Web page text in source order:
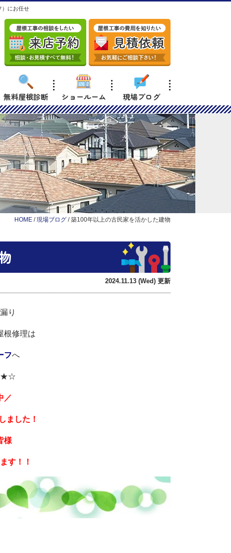
）にお任せ
無料屋根診断 ショールーム 現場ブログ
HOME /現場ブログ /築100年以上の古民家を活かした建物
2024.11.13 (Wed) 更新
り
根修理は
フへ
★☆
／
ました！
様
す！！